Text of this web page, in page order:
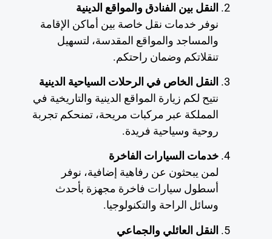
النقل بين الفنادق والمواقع الدينية
نوفر خدمات نقل خاصة بين أماكن الإقامة
والمساجد والمواقع المقدسة، لتسهيل
تنقلاتكم وضمان راحتكم.
النقل الخاص في الرحلات السياحية الدينية
نتيح لكم زيارة المواقع الدينية والتاريخية في
المملكة عبر مركبات مريحة، تمنحكم تجربة
روحية وسياحية فريدة.
خدمات السيارات الفاخرة
لمن يبحثون عن رفاهية إضافية، نوفر
أسطول سيارات فاخرة مجهزة بأحدث
وسائل الراحة والتكنولوجيا.
النقل العائلي والجماعي